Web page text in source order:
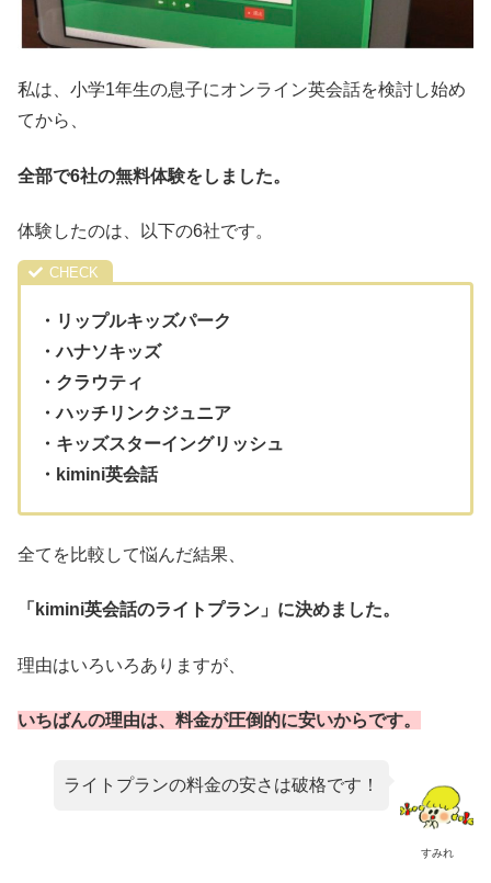
私は、小学1年生の息子にオンライン英会話を検討し始め
てから、
全部で6社の無料体験をしました。
体験したのは、以下の6社です。
・リップルキッズパーク
・ハナソキッズ
・クラウティ
・ハッチリンクジュニア
・キッズスターイングリッシュ
・kimini英会話
全てを比較して悩んだ結果、
「kimini英会話のライトプラン」に決めました。
理由はいろいろありますが、
いちばんの理由は、料金が圧倒的に安いからです。
すみれ
ライトプランの料金の安さは破格です！